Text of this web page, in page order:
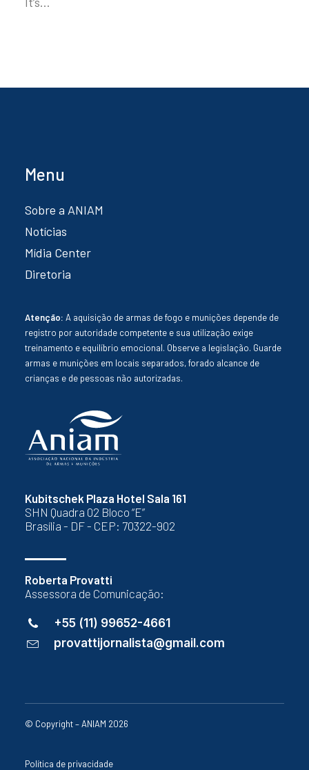
Kubitschek Plaza Hotel Sala 161
SHN Quadra 02 Bloco “E”
Brasília - DF - CEP: 70322-902
Roberta Provatti
Assessora de Comunicação:
+55 (11) 99652-4661
provattijornalista@gmail.com
Menu
Sobre a ANIAM
Notícias
Mídia Center
Diretoria
Atenção: A aquisição de armas de fogo e munições depende de
registro por autoridade competente e sua utilização exige
treinamento e equilíbrio emocional. Observe a legislação. Guarde
armas e munições em locais separados, forado alcance de
crianças e de pessoas não autorizadas.
© Copyright – ANIAM 2026
Política de privacidade